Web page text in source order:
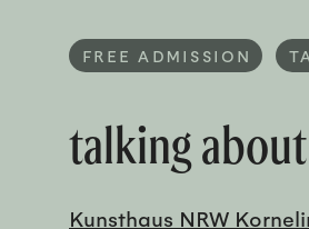
FREE ADMISSION
talking
Kunsthaus NRW